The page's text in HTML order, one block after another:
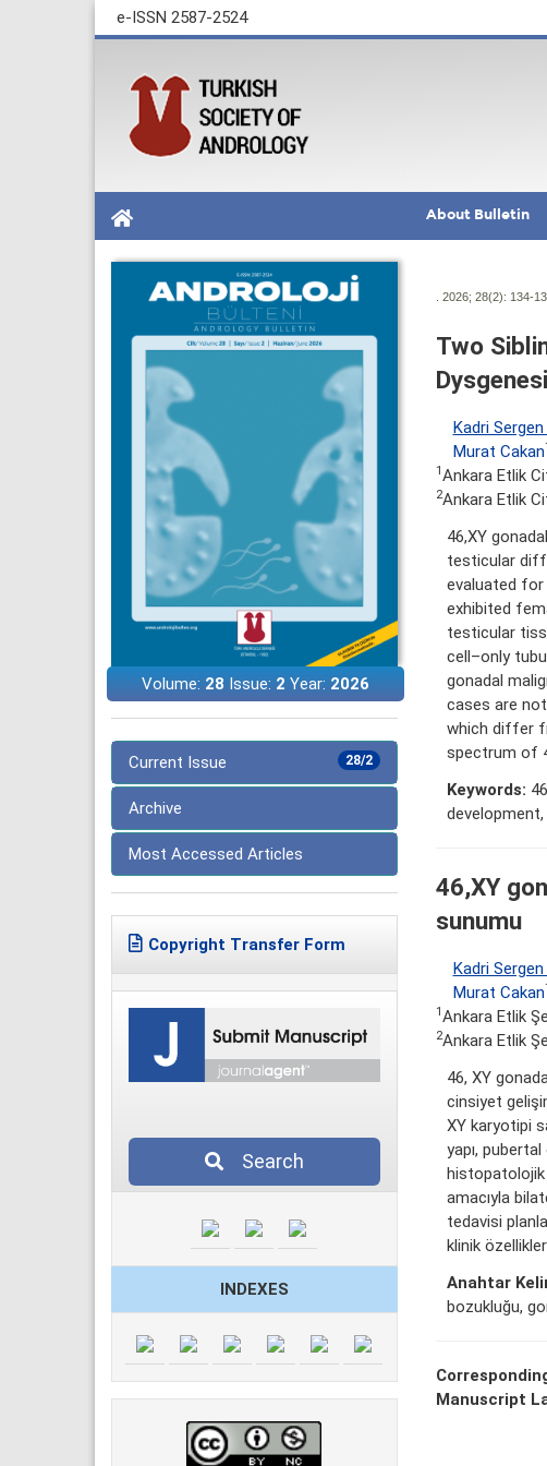
e-ISSN 2587-2524
About Bulletin
Volume: 28 Issue: 2 Year: 2026
28/2
Current Issue
Archive
Most Accessed Articles
Copyright Transfer Form
Search
INDEXES
. 2026; 28(2): 134-
Two
Kadri
Murat Cakan1
1 Ankara Etlik
2Ankara Etlik
46,XY
testicular
evaluated for
exhibited
testicular
cell–only
gonadal
cases are
which differ
spectrum of
Keywords:
46,XY
sunumu
Kadri
Murat Cakan
1Ankara Etlik
2Ankara Etlik
46, XY
cinsiyet
XY karyotipi
yapı,
histopatolojik
amacıyla
tedavisi
klinik
Anahtar
bozukluğu,
Manuscript